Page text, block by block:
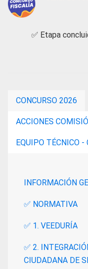
✅ Etapa
CONCURSO 2026
ACCIONES
EQUIPO TÉCNICO -
INFORMACIÓN
✅ NORMATIVA
✅ 1. VEEDURÍA
✅ 2.
CIUDADANA DE